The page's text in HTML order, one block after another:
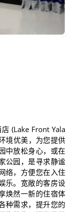
(Lake Front Yala
境优美，为您提供
中放松身心，或在
公园，是寻求静谧
络，方便您在入住
乐。宽敞的客房设
焕然一新的住宿体
种需求，提升您的